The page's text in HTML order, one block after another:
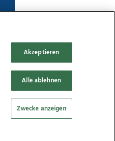
Akzeptieren
Alle ablehnen
Zwecke anzeigen